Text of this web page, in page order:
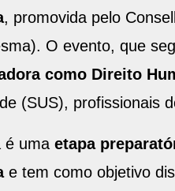
, promovida pelo
O evento, que
como Direito
(SUS), profissionais
é uma etapa
e tem como objetivo